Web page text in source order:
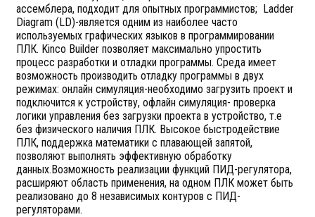
ассемблера, подходит для опытных программистов; Ladder
Diagram (LD)-является одним из наиболее часто
используемых графических языков в программировании
ПЛК. Kinco Builder позволяет максимально упростить
процесс разработки и отладки программы. Среда имеет
возможность производить отладку программы в двух
режимах: онлайн симуляция-необходимо загрузить проект и
подключится к устройству, офлайн симуляция- проверка
логики управления без загрузки проекта в устройство, т.е
без физического наличия ПЛК. Высокое быстродействие
ПЛК, поддержка математики с плавающей запятой,
позволяют выполнять эффективную обработку
данных.Возможность реализации функций ПИД-регулятора,
расширяют область применения, на одном ПЛК может быть
реализовано до 8 независимых контуров с ПИД-
регуляторами.